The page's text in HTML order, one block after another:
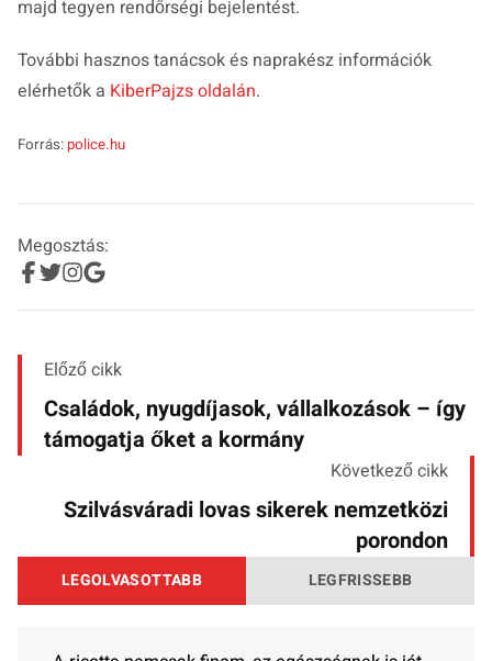
majd tegyen rendőrségi bejelentést.
További hasznos tanácsok és naprakész információk
elérhetők a KiberPajzs oldalán.
Forrás: police.hu
Megosztás:
Előző cikk
Családok, nyugdíjasok, vállalkozások – így
támogatja őket a kormány
Következő cikk
Szilvásváradi lovas sikerek nemzetközi
porondon
LEGOLVASOTTABB LEGFRISSEBB